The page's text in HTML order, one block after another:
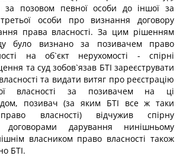
за позовом певної особи до іншої за
особи про визнання договору
права власності. За цим рішенням
було визнано за позивачем право
на об`єкт нерухомості - спірні
та суд зобов`язав БТІ зареєструвати
та видати витяг про реєстрацію
власності за позивачем на ці
позивач (за яким БТІ все ж таки
власності) відчужив спірну
договорами дарування нинішньому
власником право власності також
БТІ.